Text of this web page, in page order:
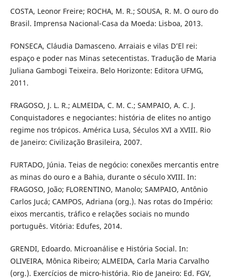
COSTA, Leonor Freire; ROCHA, M. R.; SOUSA, R. M. O ouro do
Brasil. Imprensa Nacional-Casa da Moeda: Lisboa, 2013.
FONSECA, Cláudia Damasceno. Arraiais e vilas D’El rei:
espaço e poder nas Minas setecentistas. Tradução de Maria
Juliana Gambogi Teixeira. Belo Horizonte: Editora UFMG,
2011.
FRAGOSO, J. L. R.; ALMEIDA, C. M. C.; SAMPAIO, A. C. J.
Conquistadores e negociantes: história de elites no antigo
regime nos trópicos. América Lusa, Séculos XVI a XVIII. Rio
de Janeiro: Civilização Brasileira, 2007.
FURTADO, Júnia. Teias de negócio: conexões mercantis entre
as minas do ouro e a Bahia, durante o século XVIII. In:
FRAGOSO, João; FLORENTINO, Manolo; SAMPAIO, Antônio
Carlos Jucá; CAMPOS, Adriana (org.). Nas rotas do Império:
eixos mercantis, tráfico e relações sociais no mundo
português. Vitória: Edufes, 2014.
GRENDI, Edoardo. Microanálise e História Social. In:
OLIVEIRA, Mônica Ribeiro; ALMEIDA, Carla Maria Carvalho
(org.). Exercícios de micro-história. Rio de Janeiro: Ed. FGV,